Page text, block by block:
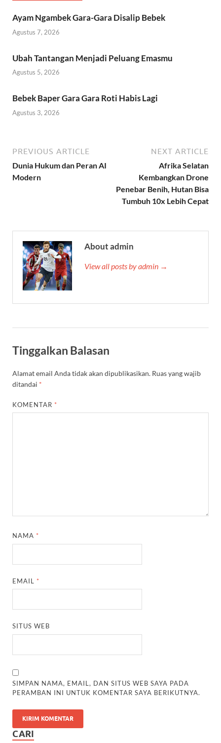
Ayam Ngambek Gara-Gara Disalip Bebek
Agustus 7, 2026
Ubah Tantangan Menjadi Peluang Emasmu
Agustus 5, 2026
Bebek Baper Gara Gara Roti Habis Lagi
Agustus 3, 2026
PREVIOUS ARTICLE
Dunia Hukum dan Peran AI
Modern
NEXT ARTICLE
Afrika Selatan
Kembangkan Drone
Penebar Benih, Hutan Bisa
Tumbuh 10x Lebih Cepat
About admin
View all posts by admin →
Tinggalkan Balasan
Alamat email Anda tidak akan dipublikasikan. Ruas yang wajib
ditandai *
KOMENTAR *
NAMA *
EMAIL *
SITUS WEB
SIMPAN NAMA, EMAIL, DAN SITUS WEB SAYA PADA
PERAMBAN INI UNTUK KOMENTAR SAYA BERIKUTNYA.
CARI